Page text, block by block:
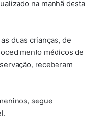
na manhã desta
duas crianças, de
médicos de
receberam
segue